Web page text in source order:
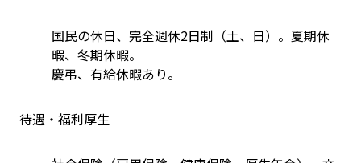
国民の休日、完全週休2日制（土、日）。夏期休
暇、冬期休暇。
慶弔、有給休暇あり。
待遇・福利厚生